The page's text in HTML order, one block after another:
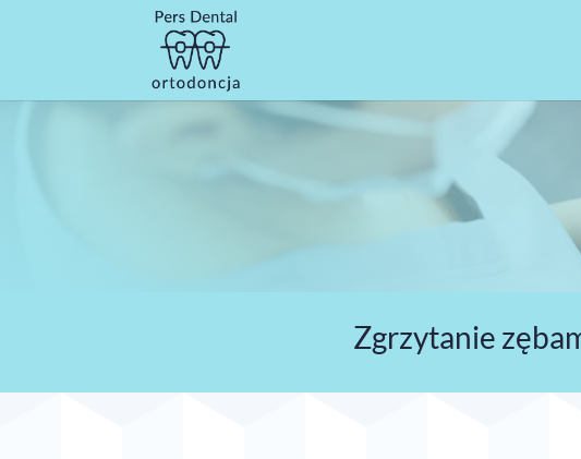
Zgrzytanie